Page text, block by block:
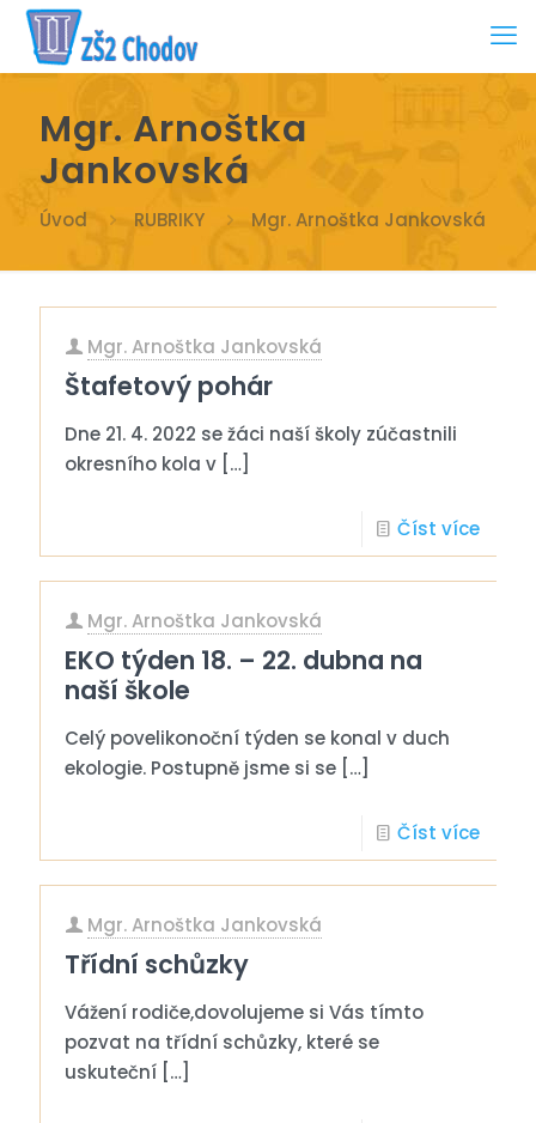
Mgr. Arnoštka
Jankovská
Úvod RUBRIKY Mgr. Arnoštka Jankovská
Mgr. Arnoštka Jankovská
Štafetový pohár
Dne 21. 4. 2022 se žáci naší školy zúčastnili
okresního kola v […]
Číst více
Mgr. Arnoštka Jankovská
EKO týden 18. – 22. dubna na
naší škole
Celý povelikonoční týden se konal v duch
ekologie. Postupně jsme si se […]
Číst více
Mgr. Arnoštka Jankovská
Třídní schůzky
Vážení rodiče,dovolujeme si Vás tímto
pozvat na třídní schůzky, které se
uskuteční […]